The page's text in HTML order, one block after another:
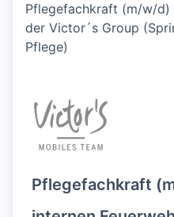
Pflegefachkraft (m/w/d)
der Victor´s Group
Pflege)
Pflegefachkraft